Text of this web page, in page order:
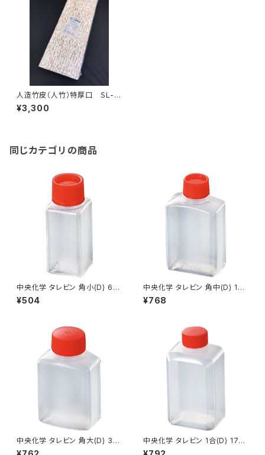
人造竹皮（人竹）特厚口 ＳL-6
0（120ｇ） 200枚
¥3,300
同じカテゴリの商品
中央化学 タレビン 角小(D) 6m
l 100個入り
¥504
中央化学 タレビン 角中(D) 15
ml 100個入り
¥768
中央化学 タレビン 角大(D) 33
ml 50個入り
中央化学 タレビン 1合(D) 170
ml 25個入り